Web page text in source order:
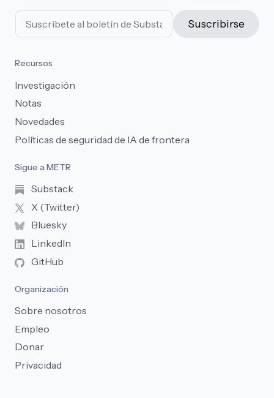
Suscribirse
Recursos
Investigación
Notas
Novedades
Políticas de seguridad de IA de frontera
Sigue a METR
Substack
X (Twitter)
Bluesky
LinkedIn
GitHub
Organización
Sobre nosotros
Empleo
Donar
Privacidad